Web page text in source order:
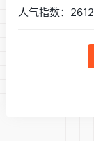
人气指数：2612